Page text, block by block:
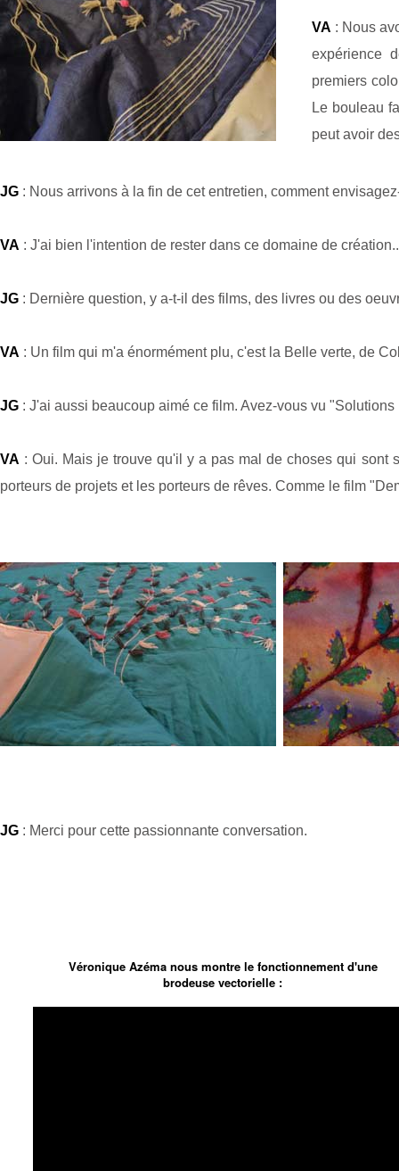
VA : Nous
expérience
premiers
Le bouleau
peut avoir
JG : Nous arrivons à la fin de cet entretien, comment
VA : J'ai bien l'intention de rester dans ce domaine de
JG : Dernière question, y a-t-il des films, des livres ou des
VA : Un film qui m'a énormément plu, c'est la Belle verte, de
JG : J'ai aussi beaucoup aimé ce film. Avez-vous vu
VA : Oui. Mais je trouve qu'il y a pas mal de choses qui sont
porteurs de projets et les porteurs de rêves. Comme le film
JG : Merci pour cette passionnante conversation.
Véronique Azéma nous montre le fonctionnement d'une
brodeuse vectorielle :